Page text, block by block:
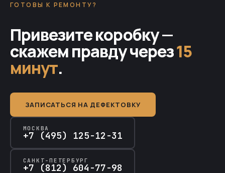
ГОТОВЫ К РЕМОНТУ?
Привезите коробку —
скажем правду через15
минут.
ЗАПИСАТЬСЯ НА ДЕФЕКТОВКУ
МОСКВА
+7 (495) 125-12-31
САНКТ-ПЕТЕРБУРГ
+7 (812) 604-77-98